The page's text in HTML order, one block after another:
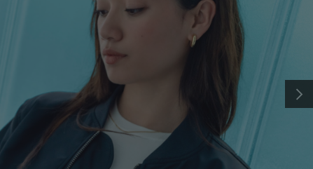
Mit der MyPeugeot App können Sie das Aufladen Ihres
Elektrofahrzeugs im Alltag völlig autonom und aus der Ferne
Verfolgung des Verbrauchs in Echtzeit
Programmierung des Ladevorgangs aus der Ferne und
des Fortschritts über die App
Lokalisierung einer Ladestation in der Nähe mit eSolutions